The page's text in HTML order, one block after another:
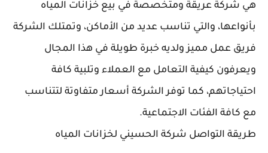
هي شركة عريقة ومتخصصة في بيع خزانات المياه
بأنواعها، والتي تناسب عديد من الأماكن، وتمتلك الشركة
فريق عمل مميز ولديه خبرة طويلة في هذا المجال
ويعرفون كيفية التعامل مع العملاء وتلبية كافة
احتياجاتهم، كما توفر الشركة أسعار متفاوتة لتتناسب
مع كافة الفئات الاجتماعية.
طريقة التواصل شركة الحسيني لخزانات المياه